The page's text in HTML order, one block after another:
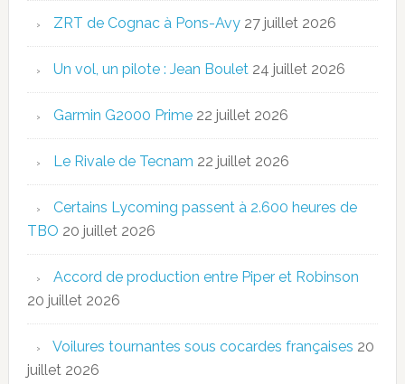
ZRT de Cognac à Pons-Avy 27 juillet 2026
Un vol, un pilote : Jean Boulet 24 juillet 2026
Garmin G2000 Prime 22 juillet 2026
Le Rivale de Tecnam 22 juillet 2026
Certains Lycoming passent à 2.600 heures de
TBO 20 juillet 2026
Accord de production entre Piper et Robinson
20 juillet 2026
Voilures tournantes sous cocardes françaises 20
juillet 2026